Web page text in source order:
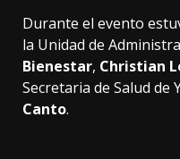
Durante el evento
la Unidad de
Bienestar, Christian
Secretaria de Salud de
Canto.